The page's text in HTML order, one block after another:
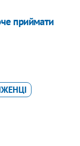
приймати